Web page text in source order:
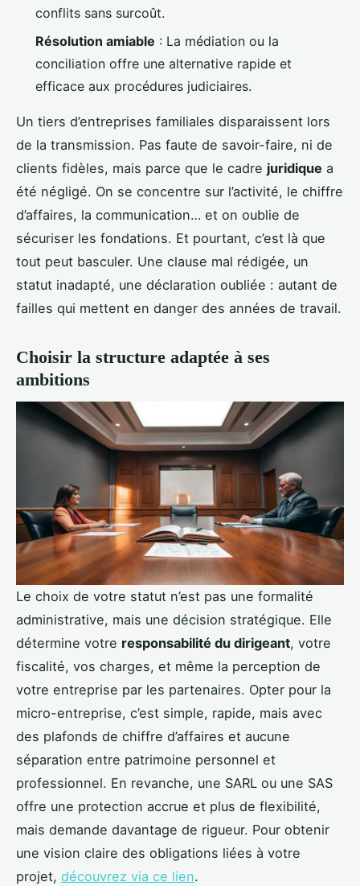
conflits sans surcoût.
Résolution amiable : La médiation ou la
conciliation offre une alternative rapide et
efficace aux procédures judiciaires.
Un tiers d’entreprises familiales disparaissent lors
de la transmission. Pas faute de savoir-faire, ni de
clients fidèles, mais parce que le cadre juridique a
été négligé. On se concentre sur l’activité, le chiffre
d’affaires, la communication… et on oublie de
sécuriser les fondations. Et pourtant, c’est là que
tout peut basculer. Une clause mal rédigée, un
statut inadapté, une déclaration oubliée : autant de
failles qui mettent en danger des années de travail.
Choisir la structure adaptée à ses
ambitions
Le choix de votre statut n’est pas une formalité
administrative, mais une décision stratégique. Elle
détermine votre responsabilité du dirigeant, votre
fiscalité, vos charges, et même la perception de
votre entreprise par les partenaires. Opter pour la
micro-entreprise, c’est simple, rapide, mais avec
des plafonds de chiffre d’affaires et aucune
séparation entre patrimoine personnel et
professionnel. En revanche, une SARL ou une SAS
offre une protection accrue et plus de flexibilité,
mais demande davantage de rigueur. Pour obtenir
une vision claire des obligations liées à votre
projet, découvrez via ce lien.